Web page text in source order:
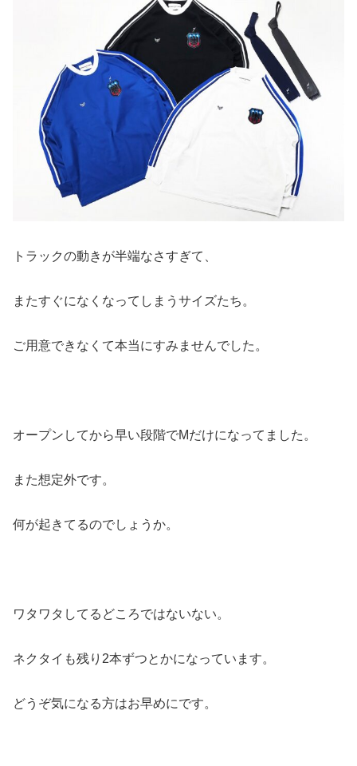
トラックの動きが半端なさすぎて、
またすぐになくなってしまうサイズたち。
ご用意できなくて本当にすみませんでした。
オープンしてから早い段階でMだけになってました。
また想定外です。
何が起きてるのでしょうか。
ワタワタしてるどころではないない。
ネクタイも残り2本ずつとかになっています。
どうぞ気になる方はお早めにです。